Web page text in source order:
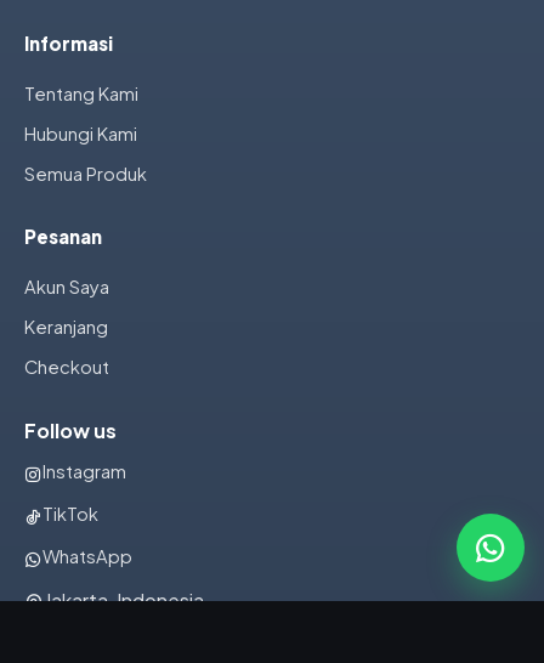
Informasi
Tentang Kami
Hubungi Kami
Semua Produk
Pesanan
Akun Saya
Keranjang
Checkout
Follow us
Instagram
TikTok
WhatsApp
Jakarta, Indonesia